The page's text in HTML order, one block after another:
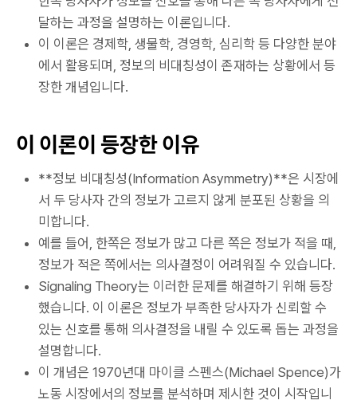
달하는 과정을 설명하는 이론입니다.
이 이론은 경제학, 생물학, 경영학, 심리학 등 다양한 분야
에서 활용되며, 정보의 비대칭성이 존재하는 상황에서 등
장한 개념입니다.
이 이론이 등장한 이유
**정보 비대칭성(Information Asymmetry)**은 시장에
서 두 당사자 간의 정보가 고르지 않게 분포된 상황을 의
미합니다.
예를 들어, 한쪽은 정보가 많고 다른 쪽은 정보가 적을 때,
정보가 적은 쪽에서는 의사결정이 어려워질 수 있습니다.
Signaling Theory는 이러한 문제를 해결하기 위해 등장
했습니다. 이 이론은 정보가 부족한 당사자가 신뢰할 수
있는 신호를 통해 의사결정을 내릴 수 있도록 돕는 과정을
설명합니다.
이 개념은 1970년대 마이클 스펜스(Michael Spence)가
노동 시장에서의 정보를 분석하며 제시한 것이 시작입니